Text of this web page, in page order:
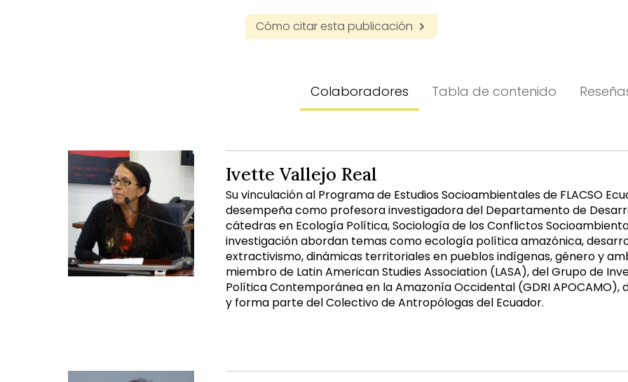
Cómo citar esta publicación
Colaboradores
Ivette Vallejo Real
Su vinculación al Programa de Estudios Socioambientales de FLACSO
desempeña como profesora investigadora del Departamento de
cátedras en Ecología Política, Sociología de los Conflictos
investigación abordan temas como ecología política amazónica,
extractivismo, dinámicas territoriales en pueblos indígenas, género y
miembro de Latin American Studies Association (LASA), del Grupo de
Política Contemporánea en la Amazonía Occidental (GDRI APOCAMO),
y forma parte del Colectivo de Antropólogas del Ecuador.
Tabla de contenido